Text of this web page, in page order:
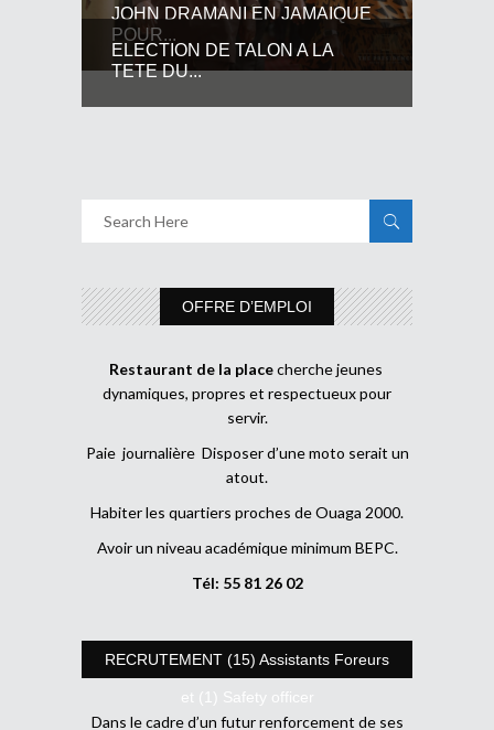
JOHN DRAMANI EN JAMAIQUE
POUR...
ELECTION DE TALON A LA
TETE DU...
OFFRE D’EMPLOI
Restaurant de la placecherche jeunes
dynamiques, propres et respectueux pour
servir.
Paie journalière Disposer d’une moto serait un
atout.
Habiter les quartiers proches de Ouaga 2000.
Avoir un niveau académique minimum BEPC.
Tél: 55 81 26 02
RECRUTEMENT (15) Assistants Foreurs
et (1) Safety officer
Dans le cadre d’un futur renforcement de ses